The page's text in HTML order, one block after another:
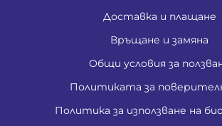
Доставка и плащане
Връщане и замяна
Общи условия за
Политиката за
Политика за използване на